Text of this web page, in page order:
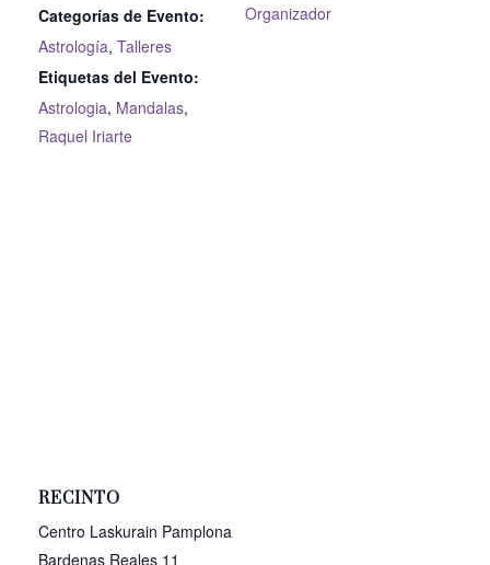
Categorías de Evento:
Astrología, Talleres
Etiquetas del Evento:
Astrologia, Mandalas,
Raquel Iriarte
Organizador
RECINTO
Centro Laskurain Pamplona
Bardenas Reales 11